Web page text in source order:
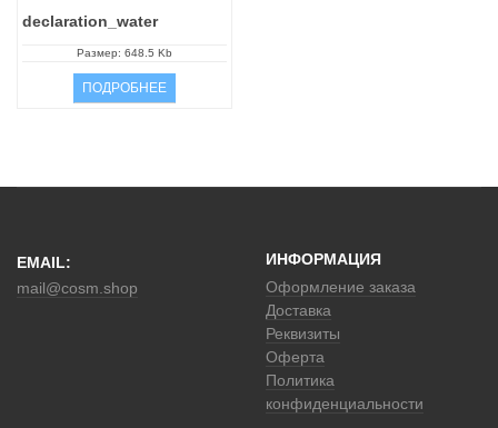
declaration_water
Размер: 648.5 Kb
ПОДРОБНЕЕ
EMAIL:
mail@cosm.shop
ИНФОРМАЦИЯ
Оформление заказа
Доставка
Реквизиты
Оферта
Политика
конфиденциальности